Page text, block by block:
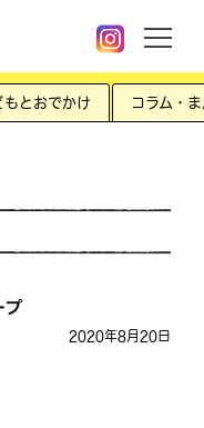
もとおでかけ コラム・
プ
2020年8月20日